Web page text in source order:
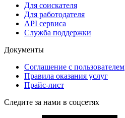
Для соискателя
Для работодателя
API сервиса
Служба поддержки
Документы
Соглашение с пользователем
Правила оказания услуг
Прайс-лист
Следите за нами в соцсетях